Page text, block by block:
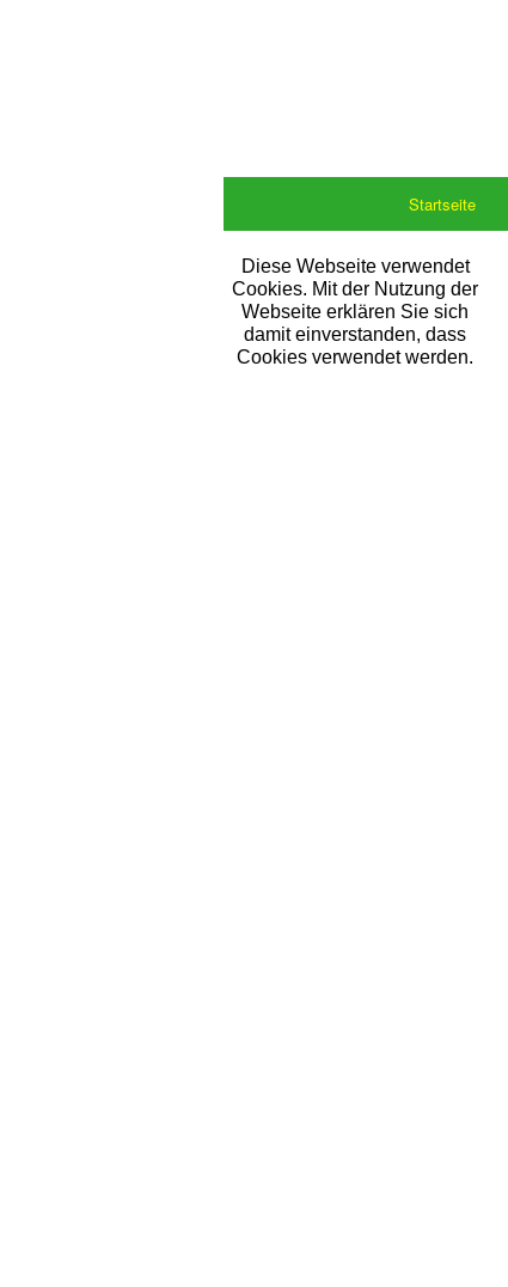
Startseite
Diese Webseite verwendet
Cookies. Mit der Nutzung der
Webseite erklären Sie sich
damit einverstanden, dass
Cookies verwendet werden.